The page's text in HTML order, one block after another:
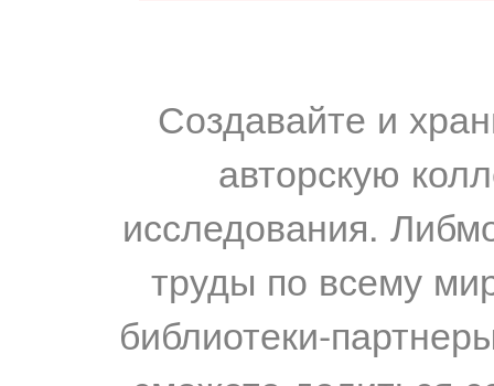
Создавайте и
авторскую
исследования.
труды по всему
библиотеки-